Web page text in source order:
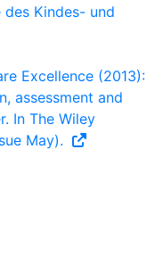
Kindes- und
Excellence (2013):
assessment and
In The Wiley
May).